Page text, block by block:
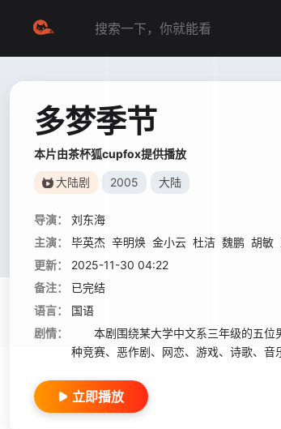
多梦季节
本片由茶杯狐cupfox提供播放
大陆剧 2005 大陆
导演：
刘东海
主演：
毕英杰 辛明焕 金小云 杜洁 魏鹏 胡敏
更新：
2025-11-30 04:22
备注：
已完结
语言：
国语
剧情：
本剧围绕某大学中文系三年级的五位
种竞赛、恶作剧、网恋、游戏、诗歌、
立即播放